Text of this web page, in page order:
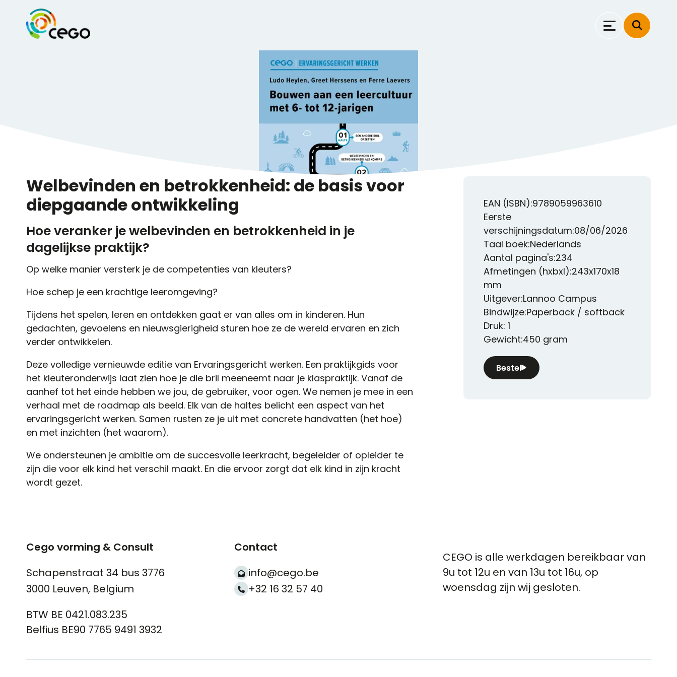
Welbevinden en betrokkenheid: de basis voor
diepgaande ontwikkeling
Hoe veranker je welbevinden en betrokkenheid in je
dagelijkse praktijk?
Op welke manier versterk je de competenties van kleuters?
Hoe schep je een krachtige leeromgeving?
Tijdens het spelen, leren en ontdekken gaat er van alles om in kinderen. Hun
gedachten, gevoelens en nieuwsgierigheid sturen hoe ze de wereld ervaren en zich
verder ontwikkelen.
Deze volledige vernieuwde editie van Ervaringsgericht werken. Een praktijkgids voor
het kleuteronderwijs laat zien hoe je die bril meeneemt naar je klaspraktijk. Vanaf de
aanhef tot het einde hebben we jou, de gebruiker, voor ogen. We nemen je mee in een
verhaal met de roadmap als beeld. Elk van de haltes belicht een aspect van het
ervaringsgericht werken. Samen rusten ze je uit met concrete handvatten (het hoe)
en met inzichten (het waarom).
We ondersteunen je ambitie om de succesvolle leerkracht, begeleider of opleider te
zijn die voor elk kind het verschil maakt. En die ervoor zorgt dat elk kind in zijn kracht
wordt gezet.
EAN (ISBN):9789059963610
Eerste
verschijningsdatum:08/06/2026
Taal boek:Nederlands
Aantal pagina's:234
Afmetingen (hxbxl):243x170x18
mm
Uitgever:Lannoo Campus
Bindwijze:Paperback / softback
Druk: 1
Gewicht:450 gram
Bestel
Cego vorming & Consult
Schapenstraat 34 bus 3776
3000 Leuven, Belgium
BTW BE 0421.083.235
Belfius BE90 7765 9491 3932
Contact
info@cego.be
+32 16 32 57 40
CEGO is alle werkdagen bereikbaar van
9u tot 12u en van 13u tot 16u, op
woensdag zijn wij gesloten.